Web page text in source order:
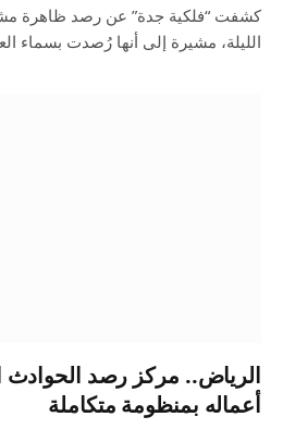
كشفت “فلكية جدة” عن رصد ظاهرة
الليلة، مشيرة إلى أنها رُصدت بسماء
الرياض.. مركز رصد الحوادث
أعماله بمنظومة متكاملة